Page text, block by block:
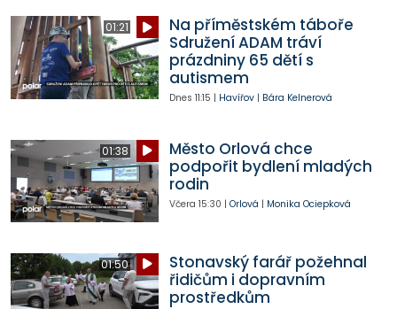
01:21
Na příměstském táboře
Sdružení ADAM tráví
prázdniny 65 dětí s
autismem
Dnes 11:15 | Havířov| Bára Kelnerová
01:38
Město Orlová chce
podpořit bydlení mladých
rodin
Včera 15:30 | Orlová | Monika Ociepková
01:50
Stonavský farář požehnal
řidičům i dopravním
prostředkům